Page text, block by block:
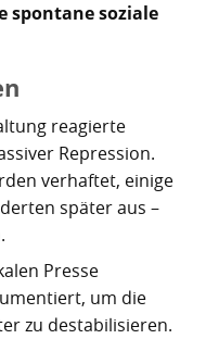
Laguna
Cruz 1797
1846
von Güímar
Logik Teneriffas
Erzählung
spontane soziale
reagierte
Repression.
verhaftet, einige
später aus –
Presse
um die
zu destabilisieren.